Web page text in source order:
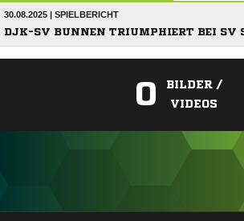
30.08.2025 | SPIELBERICHT
DJK-SV BUNNEN TRIUMPHIERT BEI SV
0
BILDER /
VIDEOS